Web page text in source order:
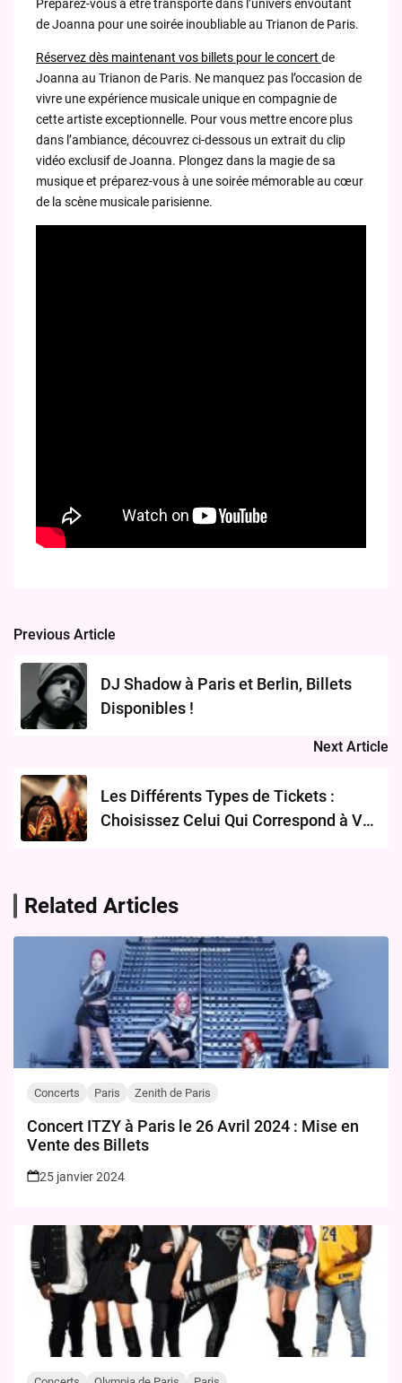
Préparez-vous à être transporté dans l’univers envoûtant
de Joanna pour une soirée inoubliable au Trianon de Paris.
Réservez dès maintenant vos billets pour le concert de
Joanna au Trianon de Paris. Ne manquez pas l’occasion de
vivre une expérience musicale unique en compagnie de
cette artiste exceptionnelle. Pour vous mettre encore plus
dans l’ambiance, découvrez ci-dessous un extrait du clip
vidéo exclusif de Joanna. Plongez dans la magie de sa
musique et préparez-vous à une soirée mémorable au cœur
de la scène musicale parisienne.
Post
navigation
Previous Article
DJ Shadow à Paris et Berlin, Billets
Disponibles !
Next Article
Les Différents Types de Tickets :
Choisissez Celui Qui Correspond à Vos
Related Articles
Concerts Paris Zenith de Paris
Concert ITZY à Paris le 26 Avril 2024 : Mise en
Vente des Billets
25 janvier 2024